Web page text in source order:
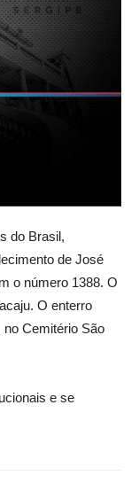
do Brasil,
de José
o número 1388. O
O enterro
no Cemitério São
e se